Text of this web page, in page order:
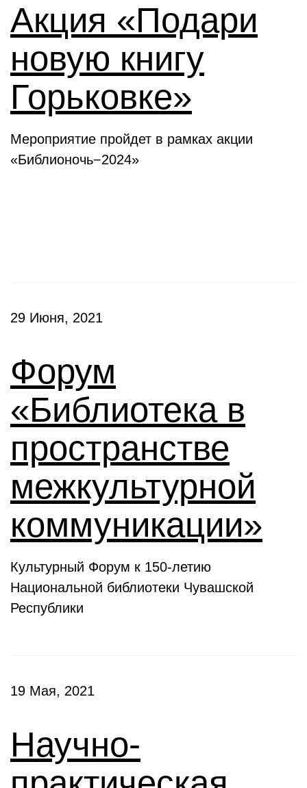
Акция «Подари
новую книгу
Горьковке»
Мероприятие пройдет в рамках акции
«Библионочь−2024»
29 Июня, 2021
Форум
«Библиотека в
пространстве
межкультурной
коммуникации»
Культурный Форум к 150-летию
Национальной библиотеки Чувашской
Республики
19 Мая, 2021
Научно-